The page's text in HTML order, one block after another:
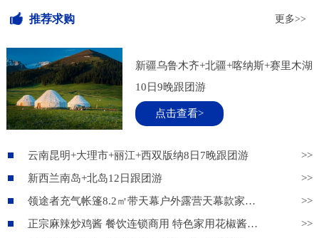
推荐求购 更多>>
新疆乌鲁木齐+北疆+喀纳斯+赛里木湖
10日9晚跟团游
点击查看>
云南昆明+大理市+丽江+西双版纳8日7晚跟团游
>>
新西兰南岛+北岛12日跟团游
>>
领途者充气帐篷8.2㎡带天幕户外露营天幕款家庭旅游旅行野营装备
>>
正宗麻辣炒鸡酱 餐饮连锁商用 特色家用花椒酱复合酱料
>>